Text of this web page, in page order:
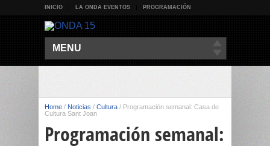
INICIO LA ONDA EVENTOS PROGRAMACIÓN
MENU
Home / Noticias / Cultura / Programación semanal: Casa de
Cultura Sant Joan
Programación semanal: